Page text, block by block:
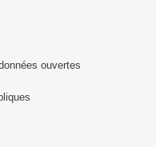
ouvertes